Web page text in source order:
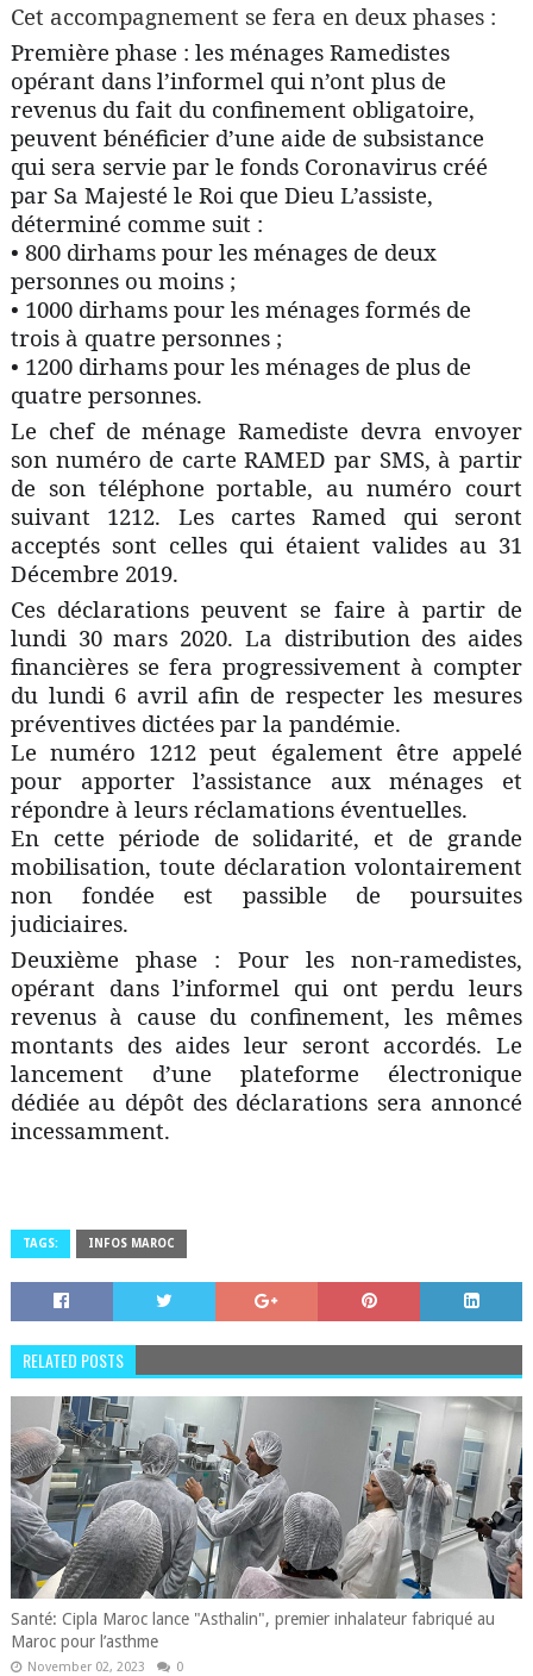
Cet accompagnement se fera en deux phases :
Première phase : les ménages Ramedistes
opérant dans l’informel qui n’ont plus de
revenus du fait du confinement obligatoire,
peuvent bénéficier d’une aide de subsistance
qui sera servie par le fonds Coronavirus créé
par Sa Majesté le Roi que Dieu L’assiste,
déterminé comme suit :
• 800 dirhams pour les ménages de deux
personnes ou moins ;
• 1000 dirhams pour les ménages formés de
trois à quatre personnes ;
• 1200 dirhams pour les ménages de plus de
quatre personnes.
Le chef de ménage Ramediste devra envoyer
son numéro de carte RAMED par SMS, à partir
de son téléphone portable, au numéro court
suivant 1212. Les cartes Ramed qui seront
acceptés sont celles qui étaient valides au 31
Décembre 2019.
Ces déclarations peuvent se faire à partir de
lundi 30 mars 2020. La distribution des aides
financières se fera progressivement à compter
du lundi 6 avril afin de respecter les mesures
préventives dictées par la pandémie.
Le numéro 1212 peut également être appelé
pour apporter l’assistance aux ménages et
répondre à leurs réclamations éventuelles.
En cette période de solidarité, et de grande
mobilisation, toute déclaration volontairement
non fondée est passible de poursuites
judiciaires.
Deuxième phase : Pour les non-ramedistes,
opérant dans l’informel qui ont perdu leurs
revenus à cause du confinement, les mêmes
montants des aides leur seront accordés. Le
lancement d’une plateforme électronique
dédiée au dépôt des déclarations sera annoncé
incessamment.
TAGS: INFOS MAROC
RELATED POSTS
Santé: Cipla Maroc lance "Asthalin", premier inhalateur fabriqué au
Maroc pour l’asthme
November 02, 2023 0